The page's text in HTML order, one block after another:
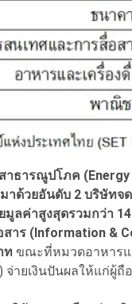
ธารณูปโภค
าด้วยอันดับ 2 บริษัทจ
ลค่าสูงสุดรวมกว่า
าร (Information &
ท ขณะที่หมวดอาหารแ
ายเงินปันผลให้แก่ผู้